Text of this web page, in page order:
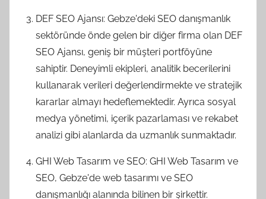
DEF SEO Ajansı: Gebze'deki SEO danışmanlık
sektöründe önde gelen bir diğer firma olan DEF
SEO Ajansı, geniş bir müşteri portföyüne
sahiptir. Deneyimli ekipleri, analitik becerilerini
kullanarak verileri değerlendirmekte ve stratejik
kararlar almayı hedeflemektedir. Ayrıca sosyal
medya yönetimi, içerik pazarlaması ve rekabet
analizi gibi alanlarda da uzmanlık sunmaktadır.
GHI Web Tasarım ve SEO: GHI Web Tasarım ve
SEO, Gebze'de web tasarımı ve SEO
danışmanlığı alanında bilinen bir şirkettir.